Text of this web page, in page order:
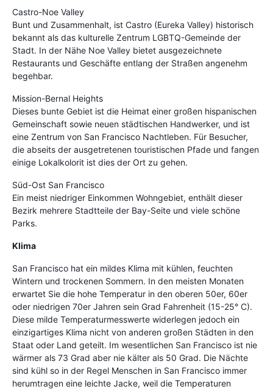
Castro-Noe Valley
Bunt und Zusammenhalt, ist Castro (Eureka Valley) historisch
bekannt als das kulturelle Zentrum LGBTQ-Gemeinde der
Stadt. In der Nähe Noe Valley bietet ausgezeichnete
Restaurants und Geschäfte entlang der Straßen angenehm
begehbar.
Mission-Bernal Heights
Dieses bunte Gebiet ist die Heimat einer großen hispanischen
Gemeinschaft sowie neuen städtischen Handwerker, und ist
eine Zentrum von San Francisco Nachtleben. Für Besucher,
die abseits der ausgetretenen touristischen Pfade und fangen
einige Lokalkolorit ist dies der Ort zu gehen.
Süd-Ost San Francisco
Ein meist niedriger Einkommen Wohngebiet, enthält dieser
Bezirk mehrere Stadtteile der Bay-Seite und viele schöne
Parks.
Klima
San Francisco hat ein mildes Klima mit kühlen, feuchten
Wintern und trockenen Sommern. In den meisten Monaten
erwartet Sie die hohe Temperatur in den oberen 50er, 60er
oder niedrigen 70er Jahren sein Grad Fahrenheit (15-25° C).
Diese milde Temperaturmesswerte widerlegen jedoch ein
einzigartiges Klima nicht von anderen großen Städten in den
Staat oder Land geteilt. Im wesentlichen San Francisco ist nie
wärmer als 73 Grad aber nie kälter als 50 Grad. Die Nächte
sind kühl so in der Regel Menschen in San Francisco immer
herumtragen eine leichte Jacke, weil die Temperaturen